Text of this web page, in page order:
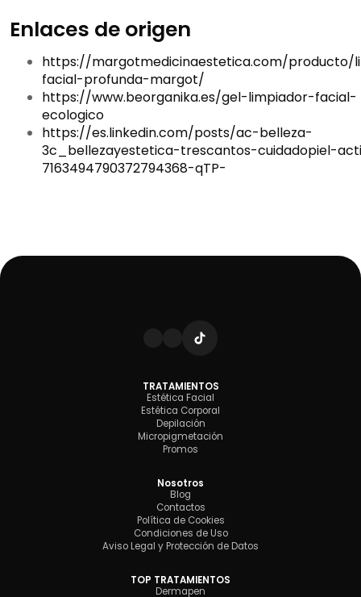
Enlaces de origen
https://margotmedicinaestetica.com/producto/
facial-profunda-margot/
https://www.beorganika.es/gel-limpiador-facial-
ecologico
https://es.linkedin.com/posts/ac-belleza-
3c_bellezayestetica-trescantos-cuidadopiel-
7163494790372794368-qTP-
TRATAMIENTOS
Estética Facial
Estética Corporal
Depilación
Micropigmetación
Promos
Nosotros
Blog
Contactos
Política de Cookies
Condiciones de Uso
Aviso Legal y Protección de Datos
TOP TRATAMIENTOS
Dermapen